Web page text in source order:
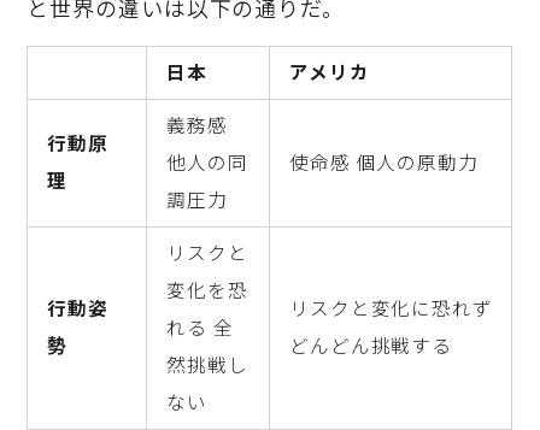
と世界の違いは以下の通りだ。
日本 アメリカ
行動原
理
義務感
他人の同
調圧力
使命感 個人の原動力
行動姿
勢
リスクと
変化を恐
れる 全
然挑戦し
ない
リスクと変化に恐れず
どんどん挑戦する